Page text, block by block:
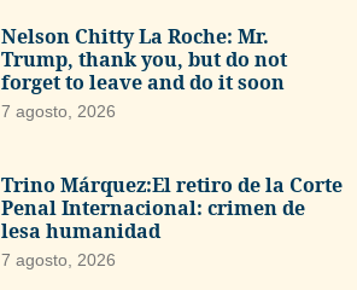
Nelson Chitty La Roche: Mr.
Trump, thank you, but do not
forget to leave and do it soon
7 agosto, 2026
Trino Márquez:El retiro de la Corte
Penal Internacional: crimen de
lesa humanidad
7 agosto, 2026